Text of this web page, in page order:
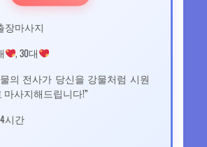
장마사지
, 30대
의 전사가 당신을 강물처럼 시원
마사지해드립니다!”
시간